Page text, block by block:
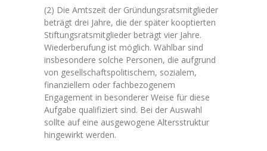
(2) Die Amtszeit der Gründungsratsmitglieder
beträgt drei Jahre, die der später kooptierten
Stiftungsratsmitglieder beträgt vier Jahre.
Wiederberufung ist möglich. Wählbar sind
insbesondere solche Personen, die aufgrund
von gesellschaftspolitischem, sozialem,
finanziellem oder fachbezogenem
Engagement in besonderer Weise für diese
Aufgabe qualifiziert sind. Bei der Auswahl
sollte auf eine ausgewogene Altersstruktur
hingewirkt werden.